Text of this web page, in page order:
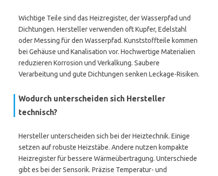
Wichtige Teile sind das Heizregister, der Wasserpfad und
Dichtungen. Hersteller verwenden oft Kupfer, Edelstahl
oder Messing für den Wasserpfad. Kunststoffteile kommen
bei Gehäuse und Kanalisation vor. Hochwertige Materialien
reduzieren Korrosion und Verkalkung. Saubere
Verarbeitung und gute Dichtungen senken Leckage-Risiken.
Wodurch unterscheiden sich Hersteller
technisch?
Hersteller unterscheiden sich bei der Heiztechnik. Einige
setzen auf robuste Heizstäbe. Andere nutzen kompakte
Heizregister für bessere Wärmeübertragung. Unterschiede
gibt es bei der Sensorik. Präzise Temperatur- und